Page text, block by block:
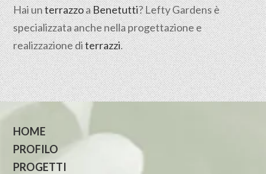
Hai unterrazzoaBenetutti? Lefty Gardens è
specializzata anche nella progettazione e
realizzazione diterrazzi.
HOME
PROFILO
PROGETTI